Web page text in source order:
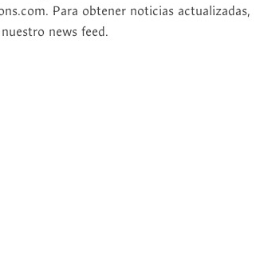
Para obtener noticias actualizadas,
news feed.